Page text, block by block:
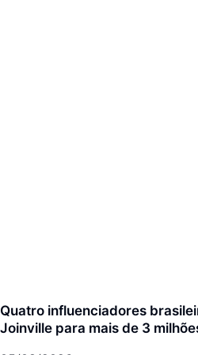
Quatro influenciadores
Joinville para mais de 3